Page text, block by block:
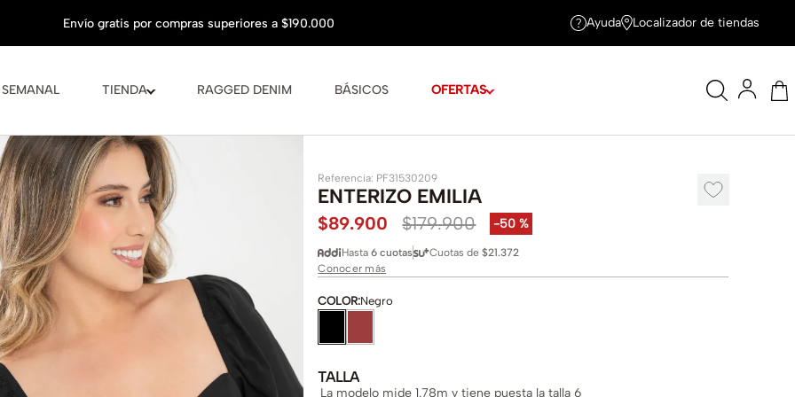
TIENDA RAGGED DENIM BÁSICOS OFERTAS
Ayuda Localizador de tiendas
Referencia: PF31530209
ENTERIZO EMILIA
$89.900 $179.900 -50 %
Hasta6 cuotas Cuotas de$21.372
Conocer más
COLOR:Negro
TALLA
La modelo mide 1.78m y tiene puesta la talla 6